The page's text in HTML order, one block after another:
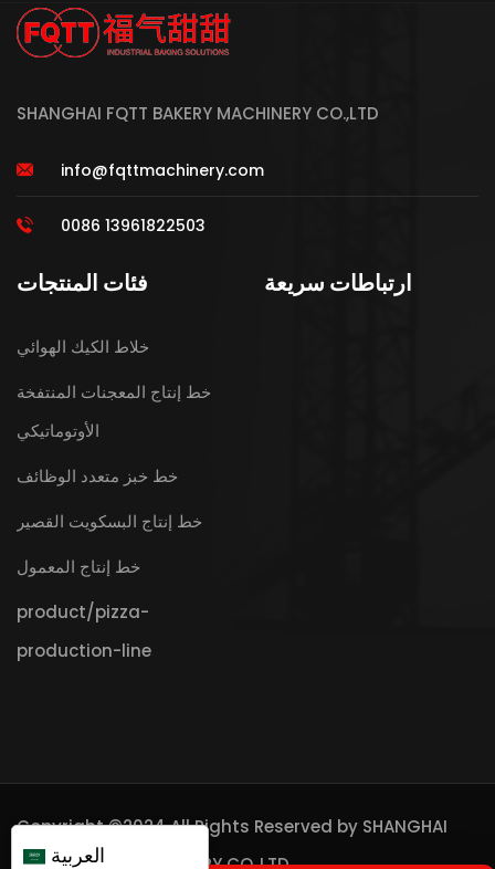
SHANGHAI FQTT BAKERY MACHINERY CO.,LTD
info@fqttmachinery.com
0086 13961822503
فئات المنتجات
خلاط الكيك الهوائي
خط إنتاج المعجنات المنتفخة
الأوتوماتيكي
خط خبز متعدد الوظائف
خط إنتاج البسكويت القصير
خط إنتاج المعمول
product/pizza-
production-line
ارتباطات سريعة
Copyright ©2024 All Rights Reserved by SHANGHAI
العربية